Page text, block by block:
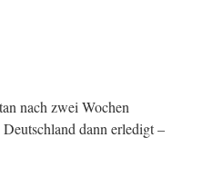
nach zwei Wochen
dann erledigt –